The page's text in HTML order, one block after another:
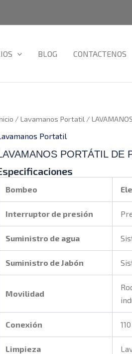
BLOG CONTACTENOS
/ Lavamanos Portatil /
Portatil
PORTÁTIL DE
Bombeo
Interruptor de presión
Suministro de agua
Suministro de Jabón
Movilidad
Conexión
Limpieza